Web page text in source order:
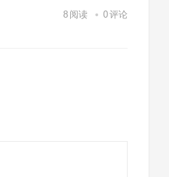
8 阅读 0评论